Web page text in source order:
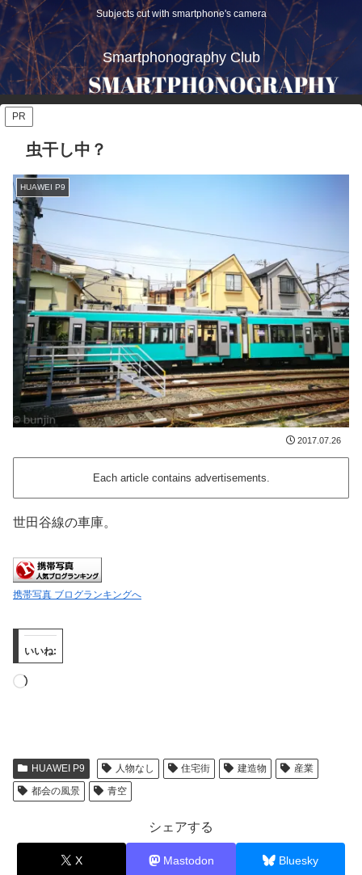
Subjects cut with smartphone's camera
Smartphonography Club
PR
虫干し中？
HUAWEI P9
2017.07.26
Each article contains advertisements.
世田谷線の車庫。
携帯写真 ブログランキングへ
いいね:
読
中…
HUAWEI P9 人物なし 住宅街 建造物
産業
都会の風景
青空
シェアする
X Mastodon Bluesky